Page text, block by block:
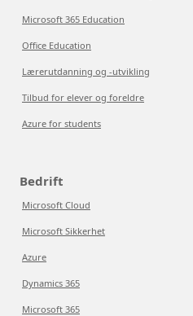
Microsoft 365 Education
Office Education
Lærerutdanning og -utvikling
Tilbud for elever og foreldre
Azure for students
Bedrift
Microsoft Cloud
Microsoft Sikkerhet
Azure
Dynamics 365
Microsoft 365